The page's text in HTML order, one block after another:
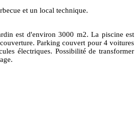
et un local technique.
est d'environ 3000 m2. La piscine est
Parking couvert pour 4 voitures
électriques. Possibilité de transformer